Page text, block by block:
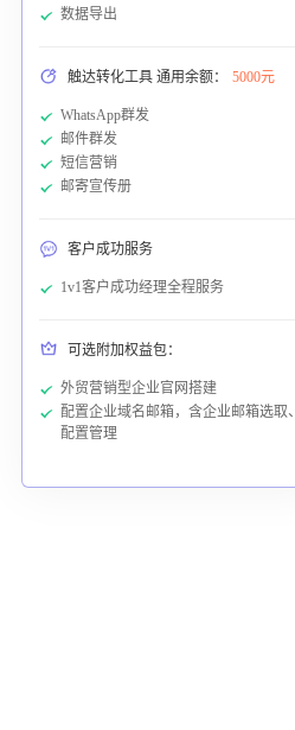
数据导出
触达转化工具 通用余额： 5000元
WhatsApp群发
邮件群发
短信营销
邮寄宣传册
客户成功服务
1v1客户成功经理全程服务
可选附加权益包：
外贸营销型企业官网搭建
配置企业域名邮箱，含企业邮箱选取、
配置管理